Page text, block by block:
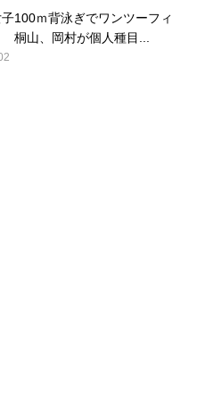
子100ｍ背泳ぎでワンツーフィ
桐山、岡村が個人種目...